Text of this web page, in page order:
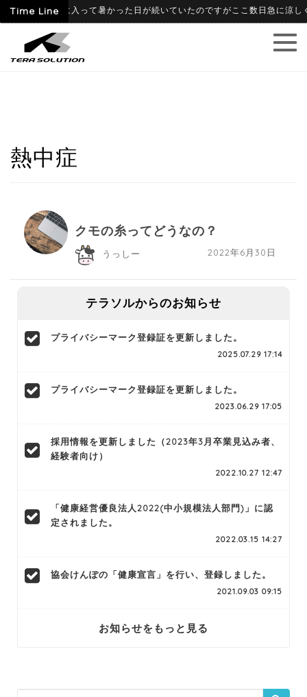
Time Line
06-09 6月に入って暑かった日が続いていたのですがここ数日急に涼し
熱中症
クモの糸ってどうなの？
2022年6月30日
うっしー
テラソルからのお知らせ
プライバシーマーク登録証を更新しました。
2025.07.29 17:14
プライバシーマーク登録証を更新しました。
2023.06.29 17:05
採用情報を更新しました（2023年3月卒業見込み者、
経験者向け）
2022.10.27 12:47
「健康経営優良法人2022(中小規模法人部門)」に認
定されました。
2022.03.15 14:27
協会けんぽの「健康宣言」を行い、登録しました。
2021.09.03 09:15
お知らせをもっと見る